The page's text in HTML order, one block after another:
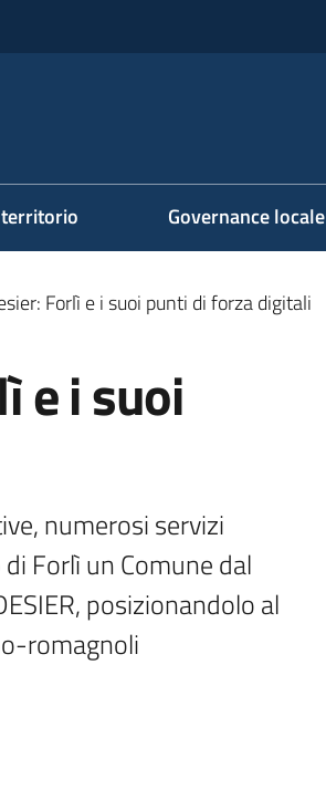
Governance locale
Forlì e i suoi punti di forza digitali
e i suoi
numerosi servizi
Forlì un Comune dal
posizionandolo al
romagnoli